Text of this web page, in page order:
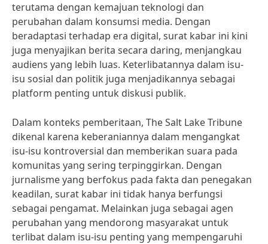
terutama dengan kemajuan teknologi dan
perubahan dalam konsumsi media. Dengan
beradaptasi terhadap era digital, surat kabar ini kini
juga menyajikan berita secara daring, menjangkau
audiens yang lebih luas. Keterlibatannya dalam isu-
isu sosial dan politik juga menjadikannya sebagai
platform penting untuk diskusi publik.
Dalam konteks pemberitaan, The Salt Lake Tribune
dikenal karena keberaniannya dalam mengangkat
isu-isu kontroversial dan memberikan suara pada
komunitas yang sering terpinggirkan. Dengan
jurnalisme yang berfokus pada fakta dan penegakan
keadilan, surat kabar ini tidak hanya berfungsi
sebagai pengamat. Melainkan juga sebagai agen
perubahan yang mendorong masyarakat untuk
terlibat dalam isu-isu penting yang mempengaruhi